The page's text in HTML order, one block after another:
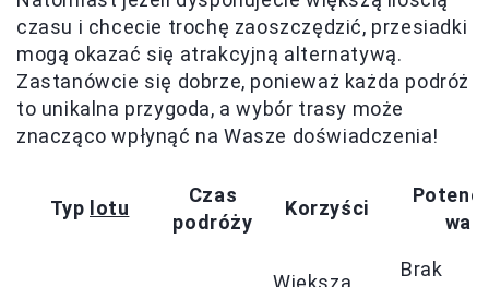
czasu i chcecie trochę zaoszczędzić, przesiadki
mogą okazać się atrakcyjną alternatywą.
Zastanówcie się dobrze, ponieważ każda podróż
to unikalna przygoda, a wybór trasy może
znacząco wpłynąć na Wasze doświadczenia!
Typ lotu
Czas
podróży
Korzyści
Brak